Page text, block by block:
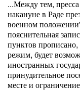
...Между тем,
накануне в Раде
военном
пояснительная
пунктов прописано,
режим, будет
иностранных
принудительное
месте и